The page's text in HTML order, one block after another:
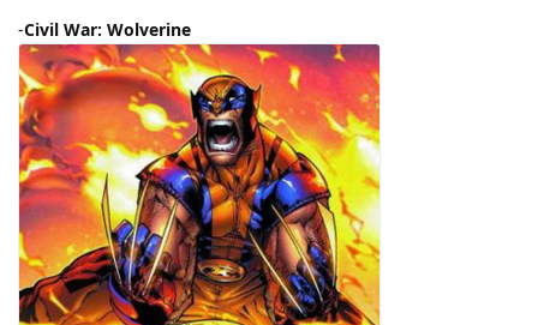
-Civil War: Wolverine